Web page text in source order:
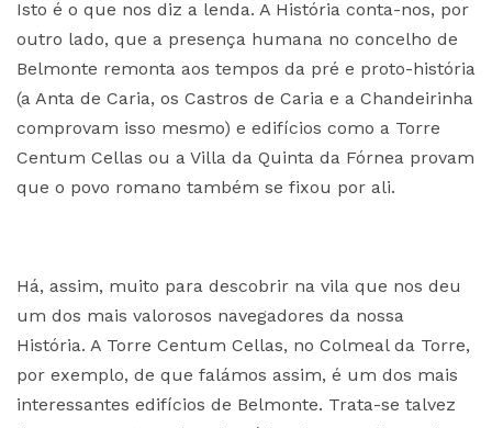
Isto é o que nos diz a lenda. A História conta-nos, por
outro lado, que a presença humana no concelho de
Belmonte remonta aos tempos da pré e proto-história
(a Anta de Caria, os Castros de Caria e a Chandeirinha
comprovam isso mesmo) e edifícios como a Torre
Centum Cellas ou a Villa da Quinta da Fórnea provam
que o povo romano também se fixou por ali.
Há, assim, muito para descobrir na vila que nos deu
um dos mais valorosos navegadores da nossa
História. A Torre Centum Cellas, no Colmeal da Torre,
por exemplo, de que falámos assim, é um dos mais
interessantes edifícios de Belmonte. Trata-se talvez